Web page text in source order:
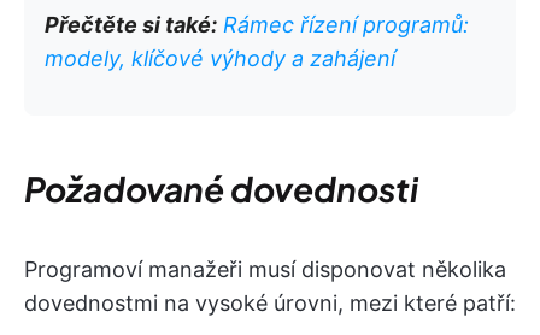
Přečtěte si také: Rámec řízení programů:
modely, klíčové výhody a zahájení
Požadované dovednosti
Programoví manažeři musí disponovat několika
dovednostmi na vysoké úrovni, mezi které patří: